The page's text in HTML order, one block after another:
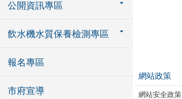
公開資訊專區
飲水機水質保養檢測專區
報名專區
市府宣導
網站政策
網站安全政策